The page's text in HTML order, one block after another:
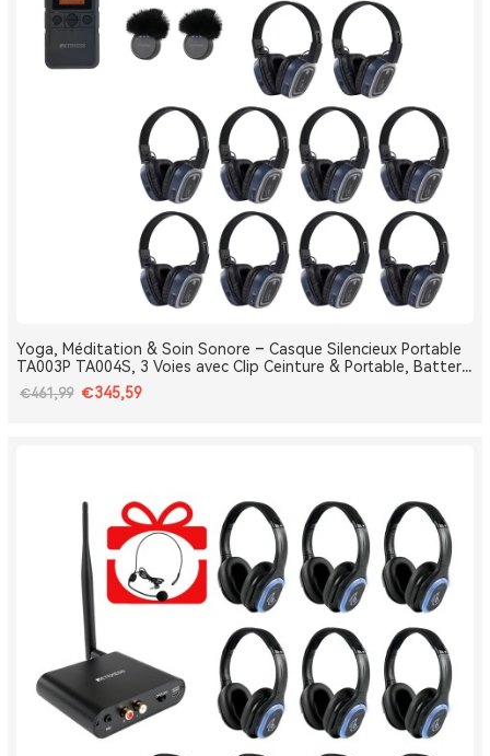
Yoga, Méditation & Soin Sonore – Casque Silencieux Portable
TA003P TA004S, 3 Voies avec Clip Ceinture & Portable, Batterie
Amovible, Bluetooth, Bass Boost
€461,99 €345,59